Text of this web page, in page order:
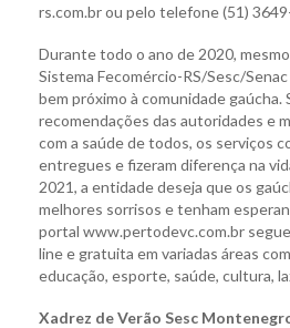
rs.com.br ou pelo telefone (51)
Durante todo o ano de 2020,
Sistema Fecomércio-RS/Sesc/
bem próximo à comunidade gaúcha.
recomendações das autoridades e
com a saúde de todos, os serviços
entregues e fizeram diferença na
2021, a entidade deseja que os
melhores sorrisos e tenham
portal www.pertodevc.com.br
line e gratuita em variadas áreas
educação, esporte, saúde, cultura,
Xadrez de Verão Sesc